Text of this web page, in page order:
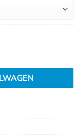
aantal